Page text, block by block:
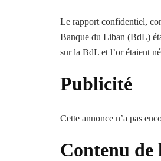
Le rapport confidentiel,
Banque du Liban (BdL)
sur la BdL et l’or étaient
Publicité
Cette annonce n’a pas
Contenu de